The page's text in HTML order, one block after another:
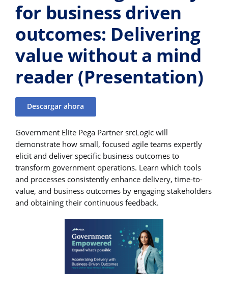
for business driven
outcomes: Delivering
value without a mind
reader (Presentation)
Descargar ahora
Government Elite Pega Partner srcLogic will
demonstrate how small, focused agile teams expertly
elicit and deliver specific business outcomes to
transform government operations. Learn which tools
and processes consistently enhance delivery, time-to-
value, and business outcomes by engaging stakeholders
and obtaining their continuous feedback.